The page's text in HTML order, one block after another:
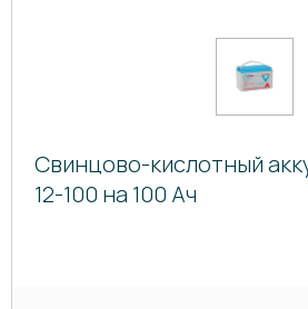
Свинцово-кислотный
12-100 на 100 Ач